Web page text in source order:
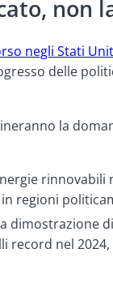
non
negli Stati
delle
la
regioni
dimostrazione
record nel